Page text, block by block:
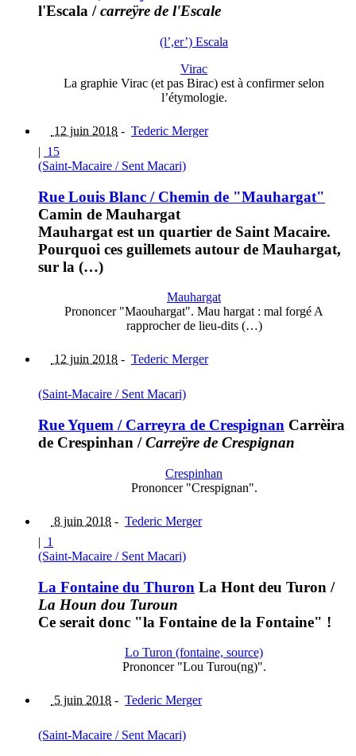
l'Escala /carreÿre de l'Escale
(l’,er’) Escala
Virac
La graphie Virac (et pas Birac) est à confirmer selon
l’étymologie.
12 juin 2018 - Tederic Merger
| 15
(Saint-Macaire / Sent Macari)
Rue Louis Blanc / Chemin de "Mauhargat"
Camin de Mauhargat
Mauhargat est un quartier de Saint Macaire.
Pourquoi ces guillemets autour de Mauhargat,
sur la (…)
Mauhargat
Prononcer "Maouhargat". Mau hargat : mal forgé A
rapprocher de lieu-dits (…)
12 juin 2018 - Tederic Merger
(Saint-Macaire / Sent Macari)
Rue Yquem / Carreyra de Crespignan Carrèira
de Crespinhan /Carreÿre de Crespignan
Crespinhan
Prononcer "Crespignan".
8 juin 2018 - Tederic Merger
| 1
(Saint-Macaire / Sent Macari)
La Fontaine du Thuron La Hont deu Turon /
La Houn dou Turoun
Ce serait donc "la Fontaine de la Fontaine" !
Lo Turon (fontaine, source)
Prononcer "Lou Turou(ng)".
5 juin 2018 - Tederic Merger
(Saint-Macaire / Sent Macari)